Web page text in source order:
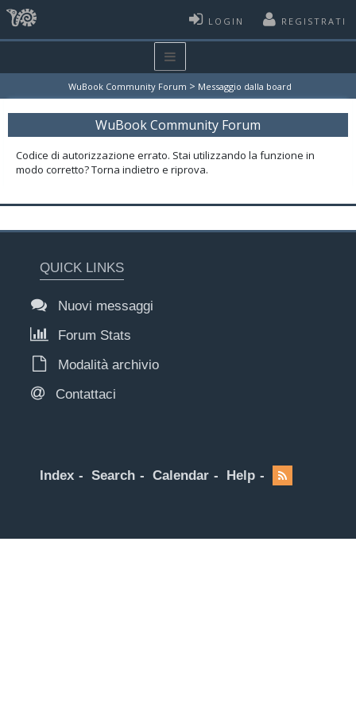
LOGIN REGISTRATI
WuBook Community Forum > Messaggio dalla board
WuBook Community Forum
Codice di autorizzazione errato. Stai utilizzando la funzione in
modo corretto? Torna indietro e riprova.
QUICK LINKS
Nuovi messaggi
Forum Stats
Modalità archivio
Contattaci
Index Search Calendar Help